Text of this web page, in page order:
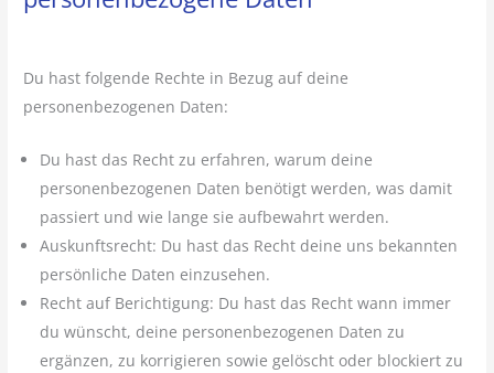
Du hast folgende Rechte in Bezug auf deine
personenbezogenen Daten:
Du hast das Recht zu erfahren, warum deine
personenbezogenen Daten benötigt werden, was damit
passiert und wie lange sie aufbewahrt werden.
Auskunftsrecht: Du hast das Recht deine uns bekannten
persönliche Daten einzusehen.
Recht auf Berichtigung: Du hast das Recht wann immer
du wünscht, deine personenbezogenen Daten zu
ergänzen, zu korrigieren sowie gelöscht oder blockiert zu